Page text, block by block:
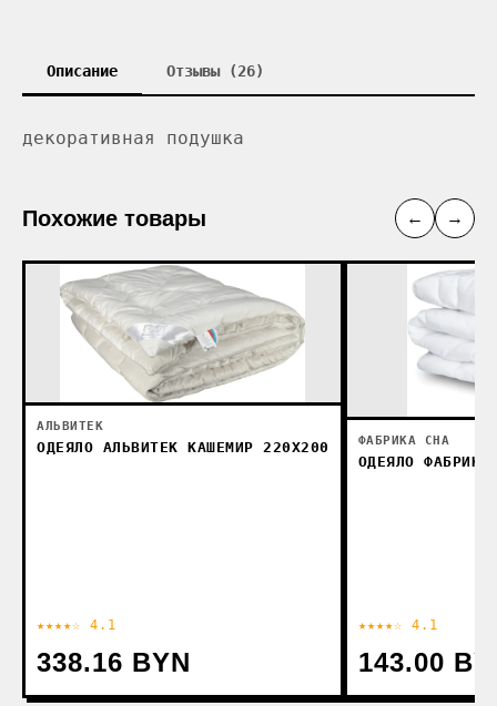
Описание Отзывы (26)
декоративная подушка
Похожие товары ← →
АЛЬВИТЕК
ОДЕЯЛО АЛЬВИТЕК КАШЕМИР 220X200
★★★★☆ 4.1
338.16 BYN
ФАБРИКА СНА
ОДЕЯЛО ФАБРИКА
★★★★☆ 4.1
143.00